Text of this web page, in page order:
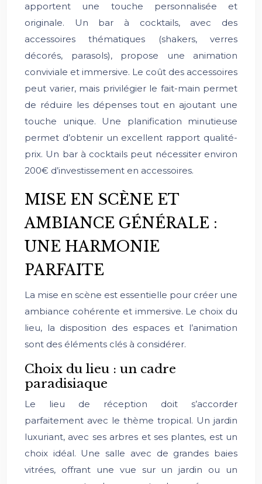
apportent une touche personnalisée et
originale. Un bar à cocktails, avec des
accessoires thématiques (shakers, verres
décorés, parasols), propose une animation
conviviale et immersive. Le coût des accessoires
peut varier, mais privilégier le fait-main permet
de réduire les dépenses tout en ajoutant une
touche unique. Une planification minutieuse
permet d’obtenir un excellent rapport qualité-
prix. Un bar à cocktails peut nécessiter environ
200€ d’investissement en accessoires.
MISE EN SCÈNE ET
AMBIANCE GÉNÉRALE :
UNE HARMONIE
PARFAITE
La mise en scène est essentielle pour créer une
ambiance cohérente et immersive. Le choix du
lieu, la disposition des espaces et l’animation
sont des éléments clés à considérer.
Choix du lieu : un cadre
paradisiaque
Le lieu de réception doit s’accorder
parfaitement avec le thème tropical. Un jardin
luxuriant, avec ses arbres et ses plantes, est un
choix idéal. Une salle avec de grandes baies
vitrées, offrant une vue sur un jardin ou un